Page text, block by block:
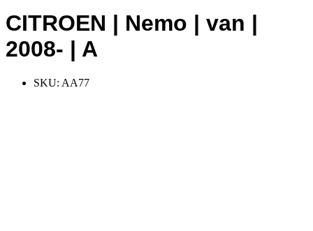
CITROEN | Nemo | van |
2008- | A
SKU: AA77